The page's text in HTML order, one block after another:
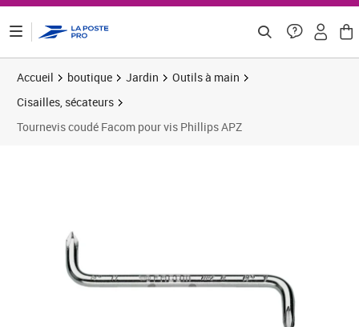
Accueil boutique Jardin
Outils à main
Cisailles, sécateurs
Tournevis coudé Facom pour vis Phillips APZ